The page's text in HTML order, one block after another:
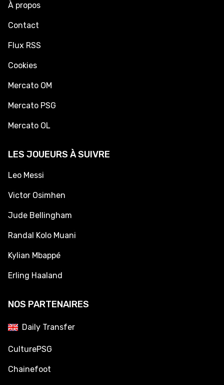
À propos
Contact
Flux RSS
Cookies
Mercato OM
Mercato PSG
Mercato OL
LES JOUEURS À SUIVRE
Leo Messi
Victor Osimhen
Jude Bellingham
Randal Kolo Muani
Kylian Mbappé
Erling Haaland
NOS PARTENAIRES
Daily Transfer
CulturePSG
Chainefoot